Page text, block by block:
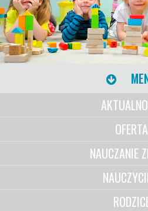
OFERTA
NAUCZANIE